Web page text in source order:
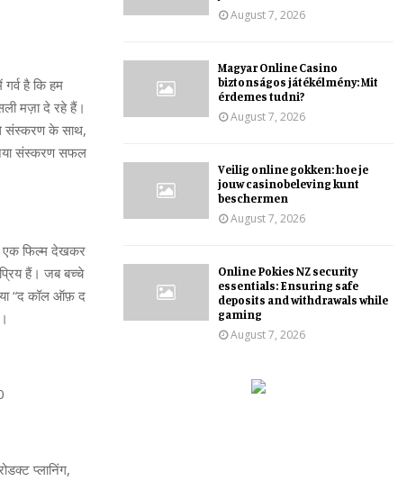
है कि हम
मज़ा दे रहे हैं।
संस्करण के साथ,
संस्करण सफल
एक फिल्म देखकर
हैं। जब बच्‍चे
“द कॉल ऑफ़ द
प्लानिंग,
August 7, 2026
Magyar Online Casino
biztonságos játékélmény: Mit
érdemes tudni?
August 7, 2026
Veilig online gokken: hoe je
jouw casinobeleving kunt
beschermen
August 7, 2026
Online Pokies NZ security
essentials: Ensuring safe
deposits and withdrawals while
gaming
August 7, 2026